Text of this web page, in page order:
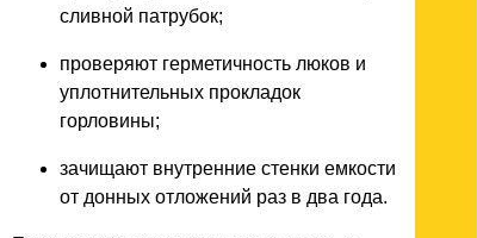
сливной патрубок;
проверяют герметичность люков и
уплотнительных прокладок
горловины;
зачищают внутренние стенки емкости
от донных отложений раз в два года.